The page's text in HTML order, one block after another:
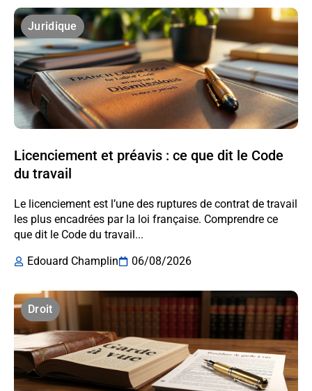
Juridique
Licenciement et préavis : ce que dit le Code
du travail
Le licenciement est l’une des ruptures de contrat de travail
les plus encadrées par la loi française. Comprendre ce
que dit le Code du travail...
Edouard Champlin
06/08/2026
Droit